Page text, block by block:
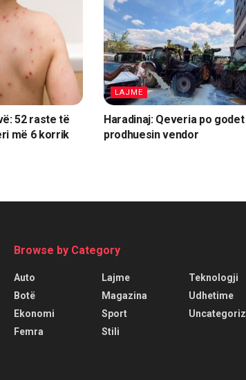
52 raste të
më 6 korrik
LAJME
Haradinaj: Qeveria po godet
prodhuesin vendor
Browse by Category
Auto
Botë
Ekonomi
Femra
Lajme
Magazina
Sport
Stili
Teknologji
Udhetime